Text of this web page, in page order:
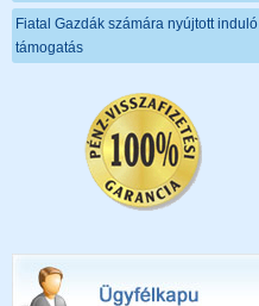
Fiatal Gazdák számára nyújtott induló
támogatás